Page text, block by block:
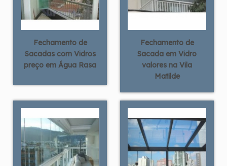
Fechamento de
Sacadas com Vidros
preço em Água Rasa
Fechamento de
Sacada em Vidro
valores na Vila
Matilde